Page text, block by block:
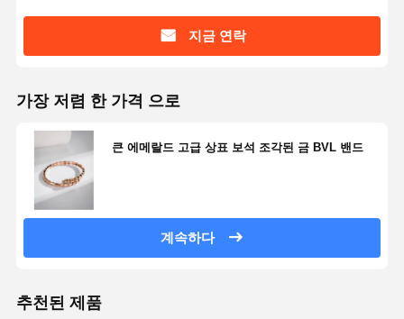
14K 금으로 칠한 목걸이
맞춤 플래티넘 보석
지금 연락
가장 저렴 한 가격 으로
큰 에메랄드 고급 상표 보석 조각된 금 BVL 밴드
계속하다
추천된 제품